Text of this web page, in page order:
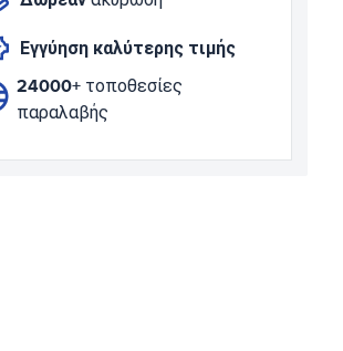
Εγγύηση καλύτερης τιμής
24000+τοποθεσίες
παραλαβής